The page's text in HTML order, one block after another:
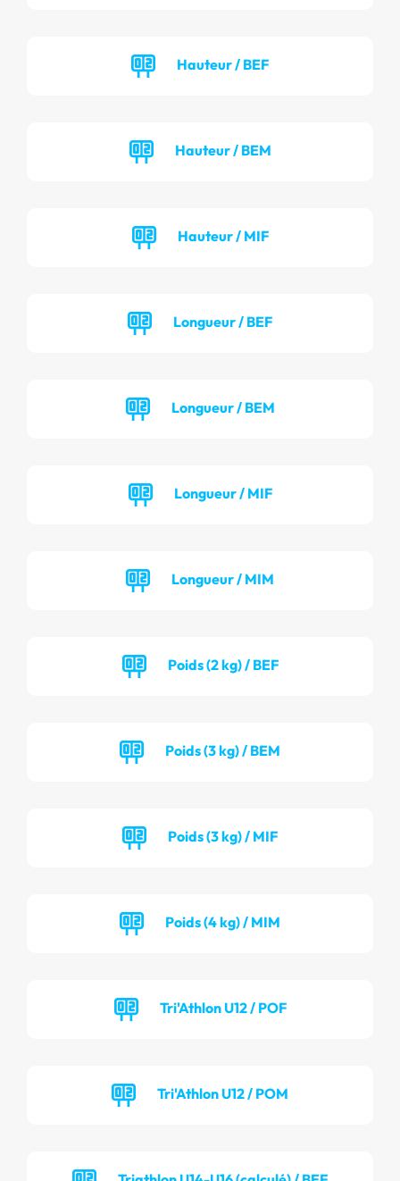
Hauteur / BEF
Hauteur / BEM
Hauteur / MIF
Longueur / BEF
Longueur / BEM
Longueur / MIF
Longueur / MIM
Poids (2 kg) / BEF
Poids (3 kg) / BEM
Poids (3 kg) / MIF
Poids (4 kg) / MIM
Tri'Athlon U12 / POF
Tri'Athlon U12 / POM